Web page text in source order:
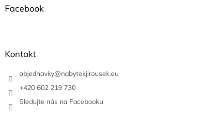
Facebook
Kontakt
objednavky@nabytekjirousek.eu
+420 602 219 730
Sledujte nás na Facebooku